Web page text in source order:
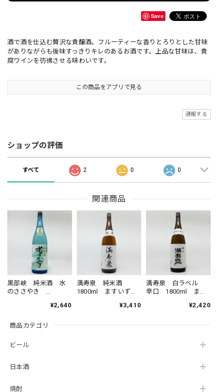
商品カテゴリ
ビール
日本酒
焼酎
Save
酒で酒を仕込む贅沢な貴醸酒。フルーティーな香りとろりとした甘味
がありながらも後味すっきりキレのあるお酒です。上品な甘味は、貴
腐ワインを彷彿させる味わいです。
この商品をアプリで見る
通報する
ショップの評価
すべて 2 0 0
関連商品
黒部峡 純米酒 水
のささやき
う じゅんまいし
き 清酒 林酒造
¥2,640
満寿泉 純米酒
1800ml ますいず
ゅ 清酒 桝田酒¥3,410
満寿泉 白ラベル
辛口 1800ml ます
る からくち 清¥2,420